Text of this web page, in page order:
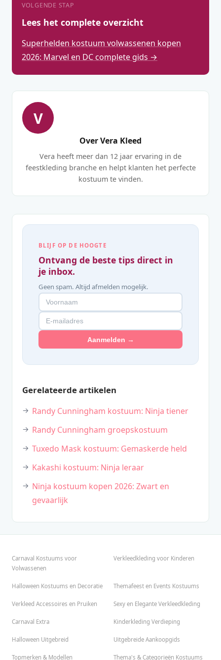
VOLGENDE STAP
Lees het complete overzicht
Superhelden kostuum volwassenen kopen
2026: Marvel en DC complete gids →
V
Over Vera Kleed
Vera heeft meer dan 12 jaar ervaring in de
feestkleding branche en helpt klanten het perfecte
kostuum te vinden.
BLIJF OP DE HOOGTE
Ontvang de beste tips direct in
je inbox.
Geen spam. Altijd afmelden mogelijk.
Aanmelden →
Gerelateerde artikelen
Randy Cunningham kostuum: Ninja tiener
Randy Cunningham groepskostuum
Tuxedo Mask kostuum: Gemaskerde held
Kakashi kostuum: Ninja leraar
Ninja kostuum kopen 2026: Zwart en
gevaarlijk
Carnaval Kostuums voor
Volwassenen
Verkleedkleding voor Kinderen
Halloween Kostuums en Decoratie Themafeest en Events Kostuums
Verkleed Accessoires en Pruiken Sexy en Elegante Verkleedkleding
Carnaval Extra Kinderkleding Verdieping
Halloween Uitgebreid Uitgebreide Aankoopgids
Topmerken & Modellen Thema's & Categorieën Kostuums